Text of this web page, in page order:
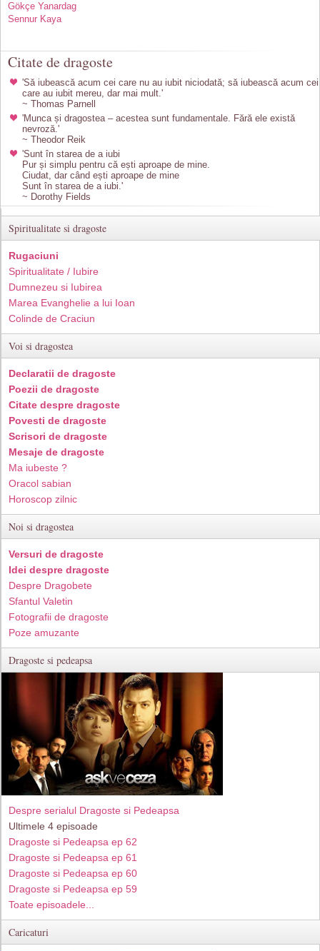
Gökçe Yanardag
Sennur Kaya
Citate de dragoste
'Să iubească acum cei care nu au iubit niciodată; să iubească acum cei
care au iubit mereu, dar mai mult.'
~ Thomas Parnell
'Munca și dragostea – acestea sunt fundamentale. Fără ele există
nevroză.'
~ Theodor Reik
'Sunt în starea de a iubi
Pur și simplu pentru că ești aproape de mine.
Ciudat, dar când ești aproape de mine
Sunt în starea de a iubi.'
~ Dorothy Fields
Spiritualitate si dragoste
Rugaciuni
Spiritualitate / Iubire
Dumnezeu si Iubirea
Marea Evanghelie a lui Ioan
Colinde de Craciun
Voi si dragostea
Declaratii de dragoste
Poezii de dragoste
Citate despre dragoste
Povesti de dragoste
Scrisori de dragoste
Mesaje de dragoste
Ma iubeste ?
Oracol sabian
Horoscop zilnic
Noi si dragostea
Versuri de dragoste
Idei despre dragoste
Despre Dragobete
Sfantul Valetin
Fotografii de dragoste
Poze amuzante
Dragoste si pedeapsa
Despre serialul Dragoste si Pedeapsa
Ultimele 4 episoade
Dragoste si Pedeapsa ep 62
Dragoste si Pedeapsa ep 61
Dragoste si Pedeapsa ep 60
Dragoste si Pedeapsa ep 59
Toate episoadele...
Caricaturi